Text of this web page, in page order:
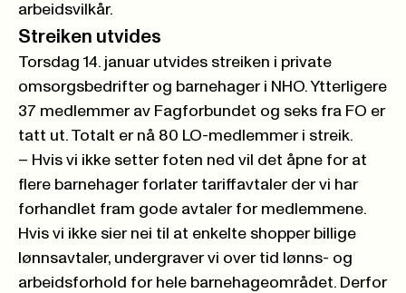
arbeidsvilkår.
Streiken utvides
Torsdag 14. januar utvides streiken i private
omsorgsbedrifter og barnehager i NHO. Ytterligere
37 medlemmer av Fagforbundet og seks fra FO er
tatt ut. Totalt er nå 80 LO-medlemmer i streik.
– Hvis vi ikke setter foten ned vil det åpne for at
flere barnehager forlater tariffavtaler der vi har
forhandlet fram gode avtaler for medlemmene.
Hvis vi ikke sier nei til at enkelte shopper billige
lønnsavtaler, undergraver vi over tid lønns- og
arbeidsforhold for hele barnehageområdet. Derfor